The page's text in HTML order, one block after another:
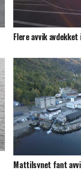
Flere avvik
Mattilsynet fant